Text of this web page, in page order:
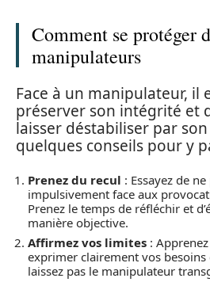
Comment se protéger
manipulateurs
Face à un manipulateur, il
préserver son intégrité et
laisser déstabiliser par
quelques conseils pour y
Prenez du recul : Essayez de
impulsivement face aux
Prenez le temps de réfléchir et
manière objective.
Affirmez vos limites :
exprimer clairement vos besoins
laissez pas le manipulateur